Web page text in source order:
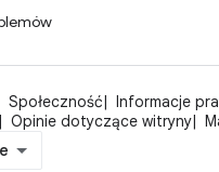
Społeczność Informacje
Opinie dotyczące witryny